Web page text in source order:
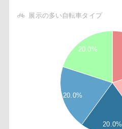
展示の多い自転車タイプ
20.0%
20.0%
20.0%